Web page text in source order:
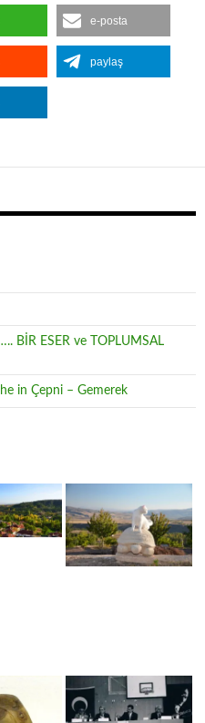
e-posta
paylaş
BİR ESER ve TOPLUMSAL
in Çepni – Gemerek